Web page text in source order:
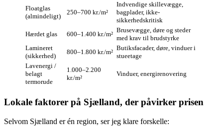
Floatglas
(almindeligt)
250–700 kr./m²
Indvendige skillevægge,
bagplader, ikke-
sikkerhedskritisk
Hærdet glas
600–1.400 kr./m²
Brusevægge, døre og steder
med krav til brudstyrke
Lamineret
(sikkerhed)
800–1.800 kr./m²
Butiksfacader, døre, vinduer i
stueetage
Lavenergi /
belagt
termorude
1.000–2.200
kr./m²
Vinduer, energirenovering
Lokale faktorer på Sjælland, der påvirker prisen
Selvom Sjælland er én region, ser jeg klare forskelle: